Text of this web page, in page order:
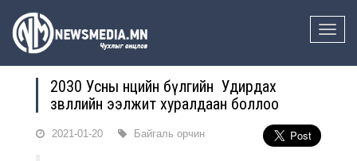
Toggle
2030 Усны нөөцийн бүлгийн Удирдах
зөвлөлийн ээлжит хуралдаан боллоо
2021-01-20 Байгаль орчин